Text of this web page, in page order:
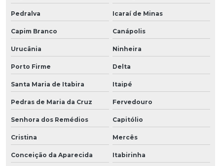
Pedralva Icaraí de Minas
Capim Branco Canápolis
Urucânia Ninheira
Porto Firme Delta
Santa Maria de Itabira Itaipé
Pedras de Maria da Cruz Fervedouro
Senhora dos Remédios Capitólio
Cristina Mercês
Conceição da Aparecida Itabirinha